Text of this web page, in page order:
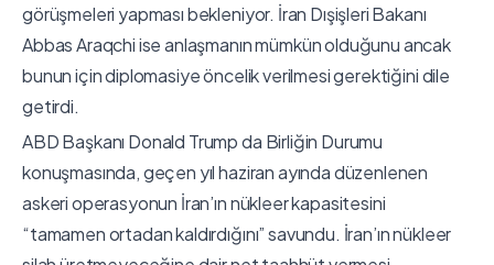
görüşmeleri yapması bekleniyor. İran Dışişleri Bakanı
Abbas Araqchi ise anlaşmanın mümkün olduğunu ancak
bunun için diplomasiye öncelik verilmesi gerektiğini dile
getirdi.
ABD Başkanı Donald Trump da Birliğin Durumu
konuşmasında, geçen yıl haziran ayında düzenlenen
askeri operasyonun İran’ın nükleer kapasitesini
“tamamen ortadan kaldırdığını” savundu. İran’ın nükleer